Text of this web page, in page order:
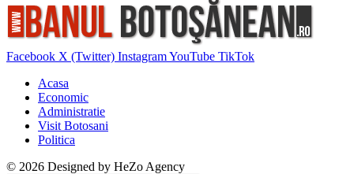
Facebook X (Twitter) InstagramYouTube TikTok
Acasa
Economic
Administratie
Visit Botosani
Politica
© 2026 Designed by HeZo Agency